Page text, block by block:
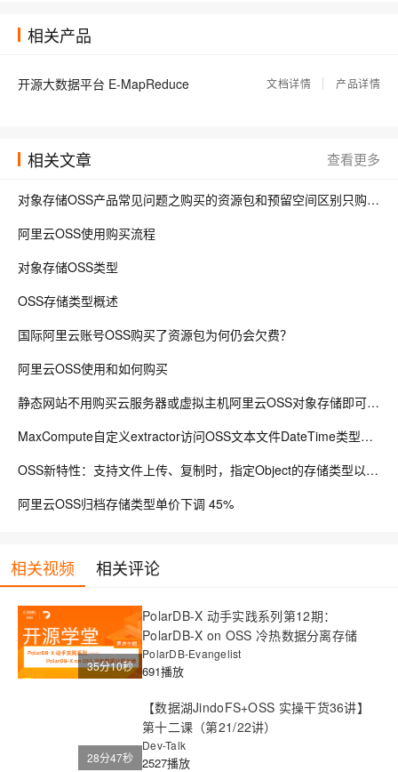
相关产品
开源大数据平台 E-MapReduce 文档详情 产品详情
相关文章 查看更多
对象存储OSS产品常见问题之购买的资源包和预留空间区别只购买了预留空间会自动抵扣如何解决
阿里云OSS使用购买流程
对象存储OSS类型
OSS存储类型概述
国际阿里云账号OSS购买了资源包为何仍会欠费？
阿里云OSS使用和如何购买
静态网站不用购买云服务器或虚拟主机阿里云OSS对象存储即可搞定
MaxCompute自定义extractor访问OSS文本文件DateTime类型数据
OSS新特性：支持文件上传、复制时，指定Object的存储类型以及修改已有文件的存储类型
阿里云OSS归档存储类型单价下调 45%
相关视频 相关评论
35分10秒
PolarDB-X 动手实践系列第12期：
PolarDB-X on OSS 冷热数据分离存储
PolarDB-Evangelist
691播放
28分47秒
【数据湖JindoFS+OSS 实操干货36讲】
第十二课（第21/22讲）
Dev-Talk
2527播放